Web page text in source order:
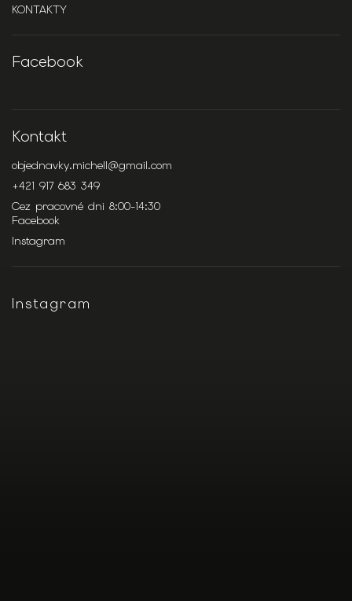
KONTAKTY
Facebook
Kontakt
objednavky.michell@gmail.com
+421 917 683 349
Cez pracovné dni 8:00-14:30
Facebook
Instagram
Instagram